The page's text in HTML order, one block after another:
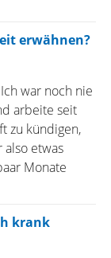
erwähnen?
war noch nie
arbeite seit
zu kündigen,
etwas
Monate
krank